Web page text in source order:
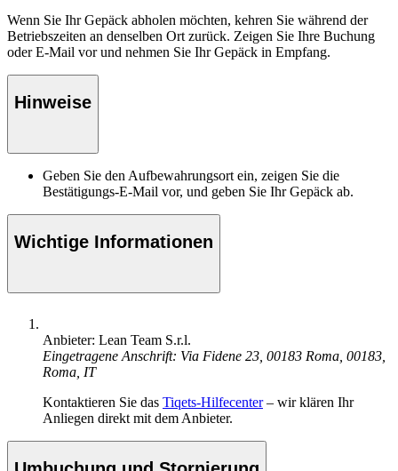
Wenn Sie Ihr Gepäck abholen möchten, kehren Sie während der
Betriebszeiten an denselben Ort zurück. Zeigen Sie Ihre Buchung
oder E-Mail vor und nehmen Sie Ihr Gepäck in Empfang.
Hinweise
Geben Sie den Aufbewahrungsort ein, zeigen Sie die
Bestätigungs-E-Mail vor, und geben Sie Ihr Gepäck ab.
Wichtige Informationen
Anbieter: Lean Team S.r.l.
Eingetragene Anschrift: Via Fidene 23, 00183 Roma, 00183,
Roma, IT
Kontaktieren Sie das Tiqets-Hilfecenter– wir klären Ihr
Anliegen direkt mit dem Anbieter.